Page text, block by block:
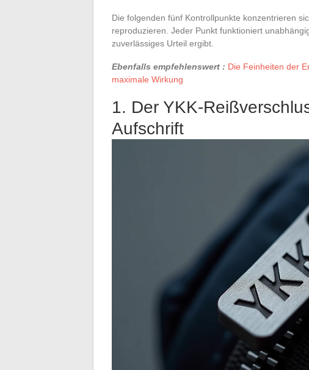
Die folgenden fünf Kontrollpunkte konzentrieren
reproduzieren. Jeder Punkt funktioniert
zuverlässiges Urteil ergibt.
Ebenfalls empfehlenswert : Die Feinheiten der
maximale Wirkung
1. Der YKK-
Aufschrift